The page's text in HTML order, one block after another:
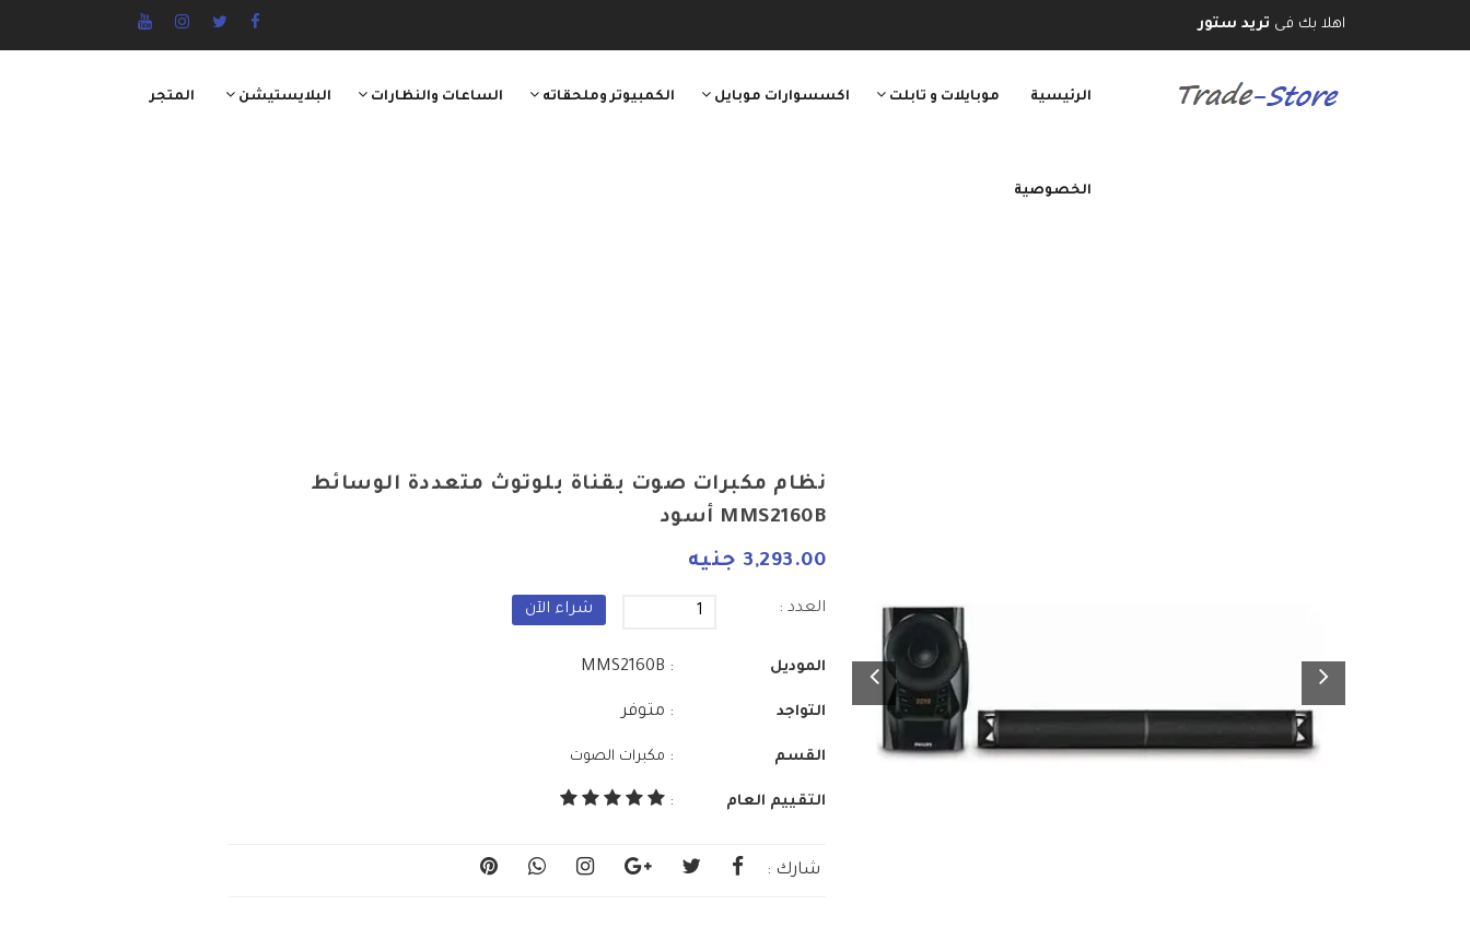
اهلا بك فى تريد ستور
الرئيسية موبايلات و تابلت اكسسوارات موبايل الكمبيوتر وملحقاته الساعات والنظارات البلايستيشن المتجر
الخصوصية
نظام مكبرات صوت بقناة بلوتوث متعددة الوسائط
MMS2160B أسود
3,293.00 جنيه
العدد : شراء الآن
الموديل : MMS2160B
التواجد : متوفر
القسم : مكبرات الصوت
التقييم العام :
شارك :